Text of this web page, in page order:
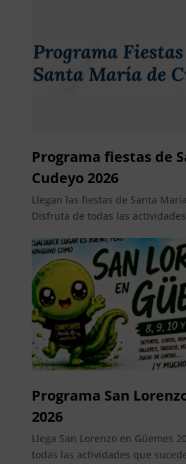
Programa fiestas de
Cudeyo 2026
Llegan las fiestas de Santa
Disfruta de todas las
Programa San
2026
Llega San Lorenzo en Güemes
todas las actividades que